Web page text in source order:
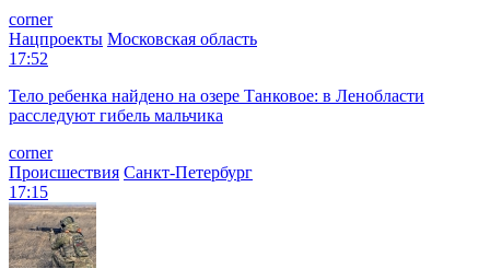
corner
Нацпроекты Московская область
17:52
Тело ребенка найдено на озере Танковое: в Ленобласти
расследуют гибель мальчика
corner
Происшествия Санкт-Петербург
17:15